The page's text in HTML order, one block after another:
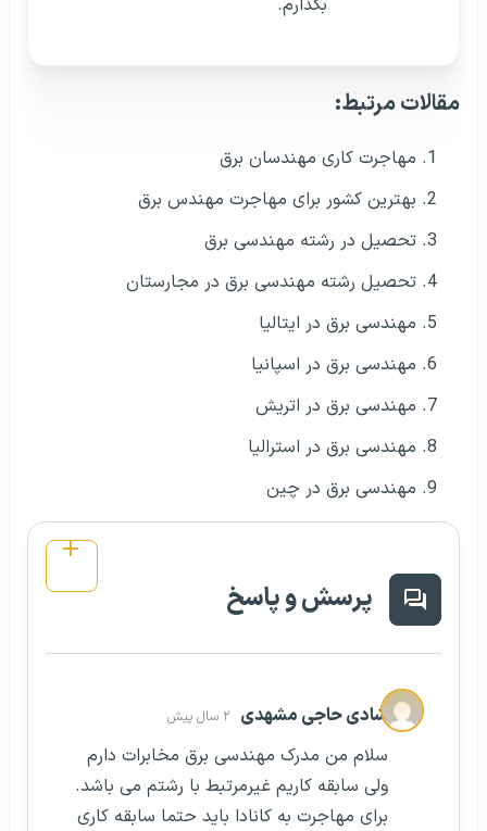
مقالات مرتبط:
مهاجرت کاری مهندسان برق
بهترین کشور برای مهاجرت مهندس برق
تحصیل در رشته مهندسی برق
تحصیل رشته مهندسی برق در مجارستان
مهندسی برق در ایتالیا
مهندسی برق در اسپانیا
مهندسی برق در اتریش
مهندسی برق در استرالیا
مهندسی برق در چین
پرسش و پاسخ
شادی حاجی مشهدی ۲ سال پیش
سلام من مدرک مهندسی برق مخابرات دارم
ولی سابقه کاریم غیرمرتبط با رشتم می باشد.
برای مهاجرت به کانادا باید حتما سابقه کاری